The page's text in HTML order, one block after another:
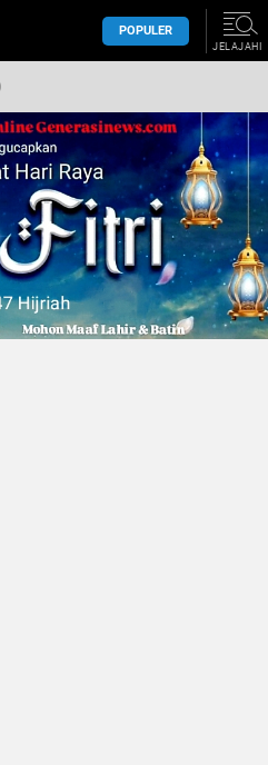
POPULER
JELAJAHI